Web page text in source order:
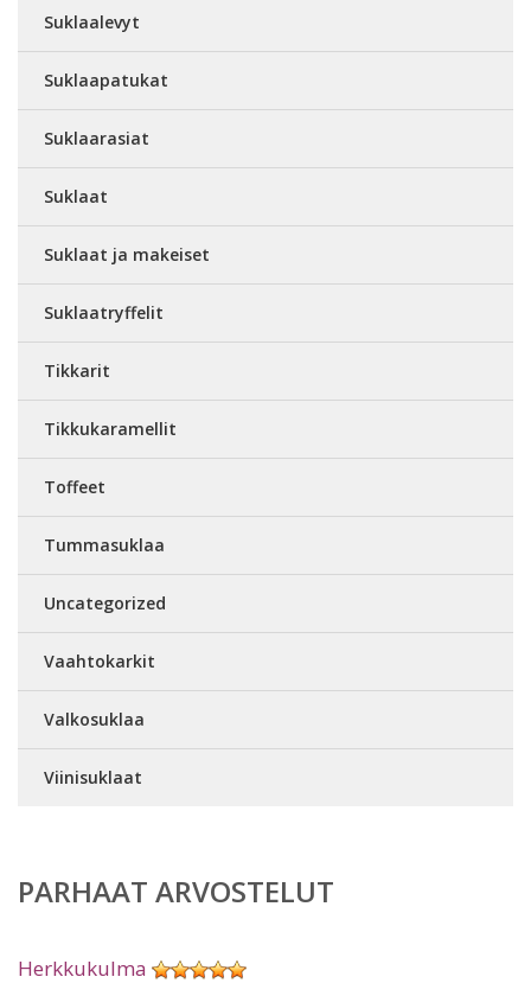
Suklaalevyt
Suklaapatukat
Suklaarasiat
Suklaat
Suklaat ja makeiset
Suklaatryffelit
Tikkarit
Tikkukaramellit
Toffeet
Tummasuklaa
Uncategorized
Vaahtokarkit
Valkosuklaa
Viinisuklaat
PARHAAT ARVOSTELUT
Herkkukulma